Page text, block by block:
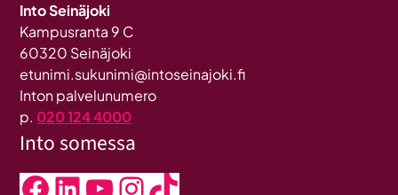
Into Seinäjoki
Kampusranta 9 C
60320 Seinäjoki
etunimi.sukunimi@intoseinajoki.fi
Inton palvelunumero
p. 020 124 4000
Into somessa